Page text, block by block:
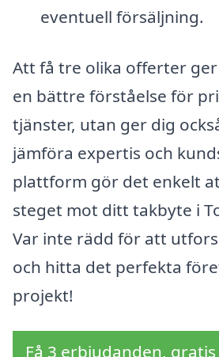
eventuell försäljning.
Att få tre olika offerter
en bättre förståelse för
tjänster, utan ger dig
jämföra expertis och
plattform gör det enkelt
steget mot ditt takbyte i
Var inte rädd för att
och hitta det perfekta
projekt!
Få 3 erbjudanden,